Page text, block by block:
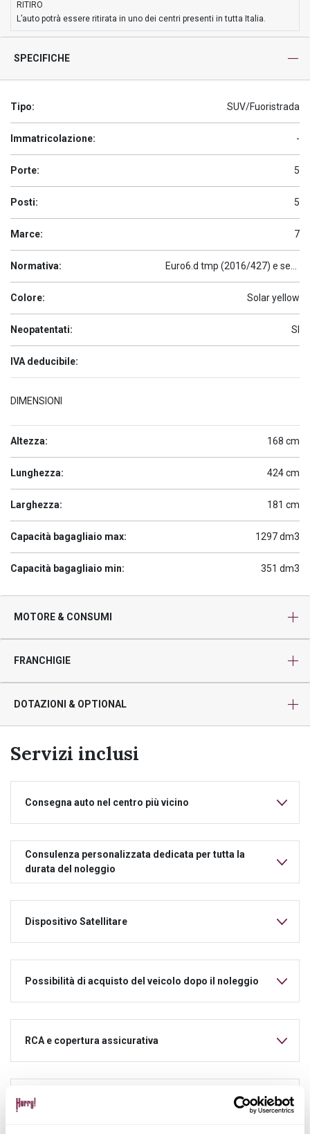
RITIRO
L’auto potrà essere ritirata in uno dei centri presenti in tutta Italia.
SPECIFICHE
Tipo: SUV/Fuoristrada
Immatricolazione: -
Porte: 5
Posti: 5
Marce: 7
Normativa:
Colore: Solar yellow
Neopatentati: SI
IVA deducibile:
DIMENSIONI
Altezza: 168 cm
Lunghezza: 424 cm
Larghezza: 181 cm
Capacità bagagliaio max: 1297 dm3
Capacità bagagliaio min: 351 dm3
MOTORE & CONSUMI
FRANCHIGIE
DOTAZIONI & OPTIONAL
Servizi inclusi
Consegna auto nel centro più vicino
Consulenza personalizzata dedicata per tutta la
durata del noleggio
Dispositivo Satellitare
Possibilità di acquisto del veicolo dopo il noleggio
RCA e copertura assicurativa
Manutenzione ordinaria e straordinaria